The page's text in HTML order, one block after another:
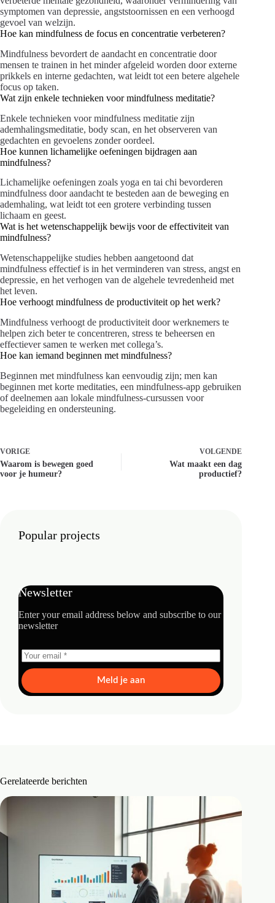
symptomen van depressie, angststoornissen en een verhoogd
gevoel van welzijn.
Hoe kan mindfulness de focus en concentratie verbeteren?
Mindfulness bevordert de aandacht en concentratie door
mensen te trainen in het minder afgeleid worden door externe
prikkels en interne gedachten, wat leidt tot een betere algehele
focus op taken.
Wat zijn enkele technieken voor mindfulness meditatie?
Enkele technieken voor mindfulness meditatie zijn
ademhalingsmeditatie, body scan, en het observeren van
gedachten en gevoelens zonder oordeel.
Hoe kunnen lichamelijke oefeningen bijdragen aan
mindfulness?
Lichamelijke oefeningen zoals yoga en tai chi bevorderen
mindfulness door aandacht te besteden aan de beweging en
ademhaling, wat leidt tot een grotere verbinding tussen
lichaam en geest.
Wat is het wetenschappelijk bewijs voor de effectiviteit van
mindfulness?
Wetenschappelijke studies hebben aangetoond dat
mindfulness effectief is in het verminderen van stress, angst en
depressie, en het verhogen van de algehele tevredenheid met
het leven.
Hoe verhoogt mindfulness de productiviteit op het werk?
Mindfulness verhoogt de productiviteit door werknemers te
helpen zich beter te concentreren, stress te beheersen en
effectiever samen te werken met collega’s.
Hoe kan iemand beginnen met mindfulness?
Beginnen met mindfulness kan eenvoudig zijn; men kan
beginnen met korte meditaties, een mindfulness-app gebruiken
of deelnemen aan lokale mindfulness-cursussen voor
begeleiding en ondersteuning.
VORIGE
Waarom is bewegen goed
voor je humeur?
VOLGENDE
Wat maakt een dag
productief?
Popular projects
Newsletter
Enter your email address below and subscribe to our
newsletter
Meld je aan
Gerelateerde berichten